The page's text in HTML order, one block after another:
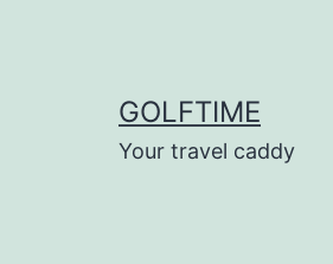
GOLFTIME
Your travel caddy